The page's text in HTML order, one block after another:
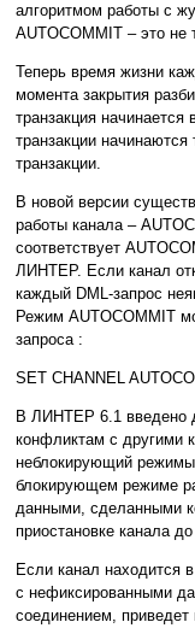
алгоритмом работы с
AUTOCOMMIT – это не
Теперь время жизни
момента закрытия
транзакция
транзакции
транзакции.
В новой версии
работы канала –
соответствует
ЛИНТЕР. Если канал
каждый DML-запрос
Режим AUTOCOMMIT
запроса :
SET CHANNEL
В ЛИНТЕР 6.1 введено
конфликтам с другими
неблокирующий
блокирующем режиме
данными, сделанными
приостановке канала
Если канал находится
с нефиксированными
соединением,